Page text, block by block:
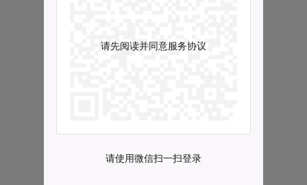
请先阅读并同意服务协议
请使用微信扫一扫登录